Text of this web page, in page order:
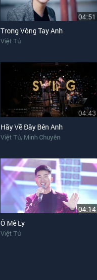
04:51
Trong Vòng Tay Anh
Việt Tú
04:43
Hãy Về Đây Bên Anh
Việt Tú, Minh Chuyên
04:14
Ô Mê Ly
Việt Tú